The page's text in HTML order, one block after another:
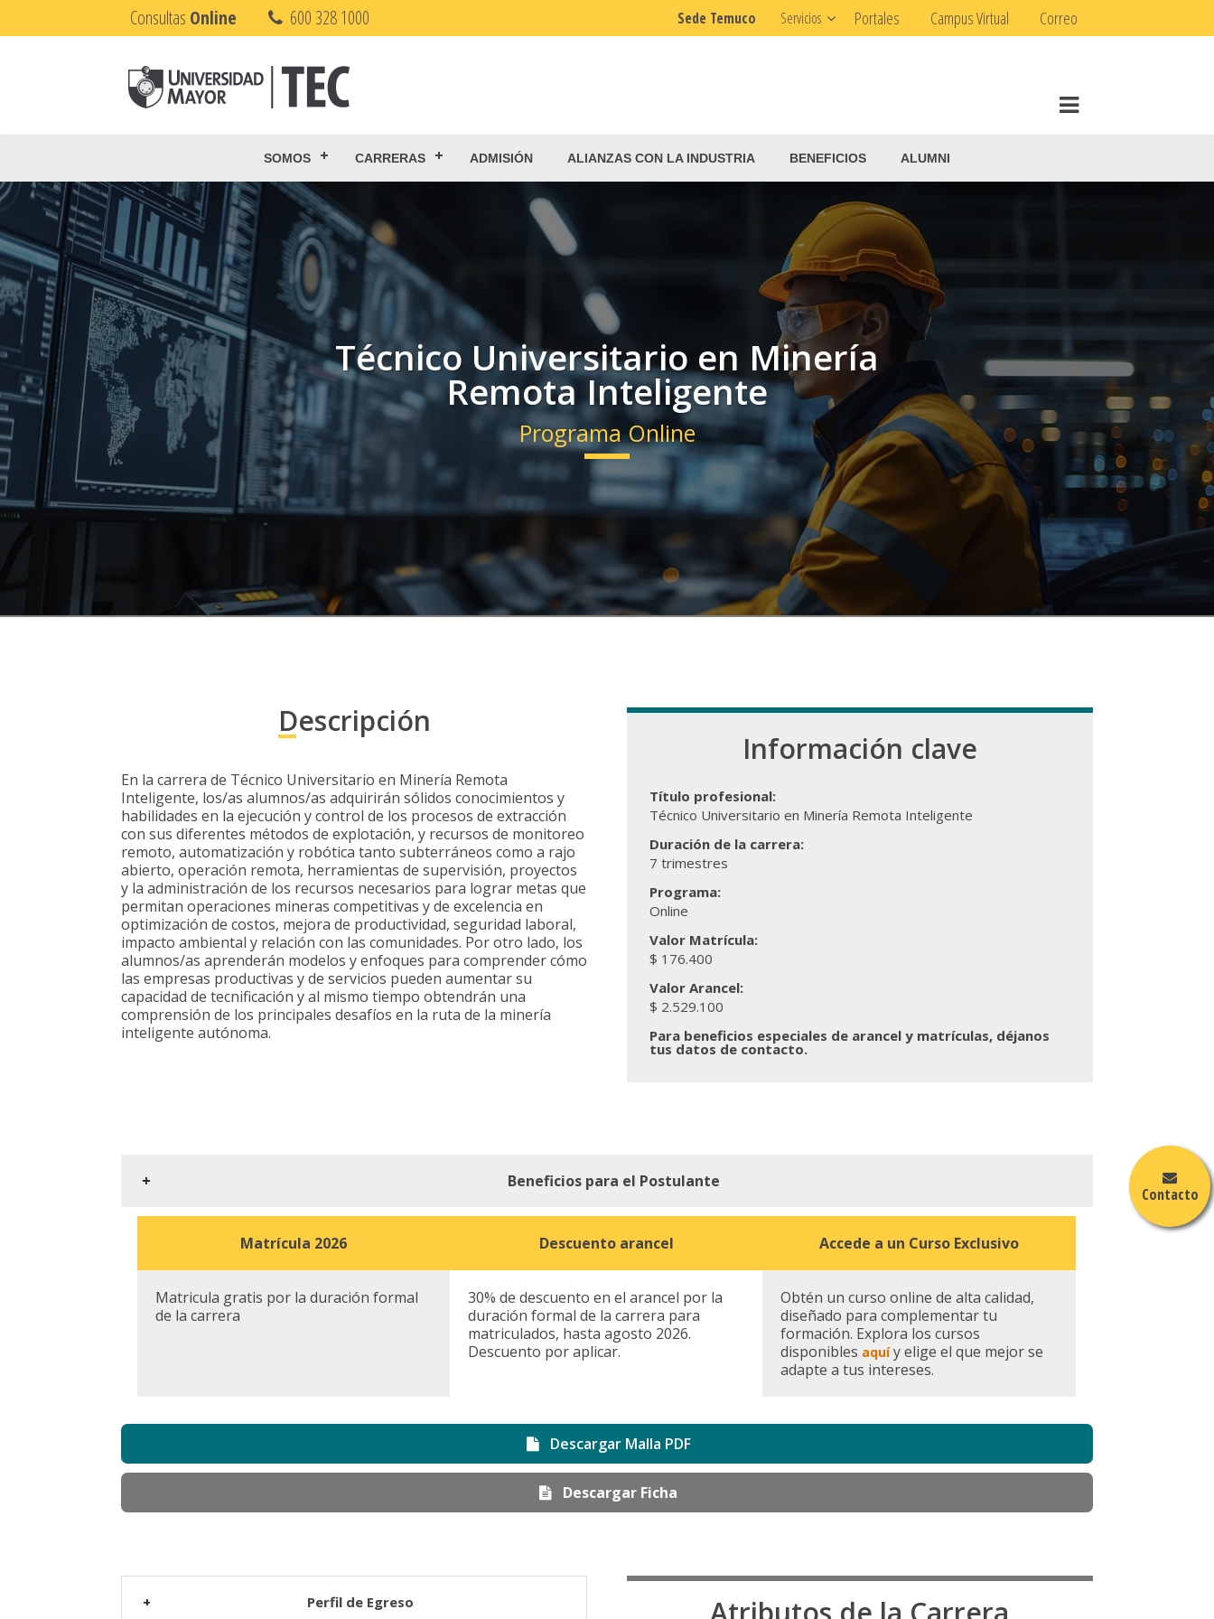
Consultas Online 600 328 1000 Sede Temuco Servicios Portales Campus Virtual Correo
SOMOS CARRERAS ADMISIÓN ALIANZAS CON LA INDUSTRIA BENEFICIOS ALUMNI
Contacto
Técnico Universitario en Minería
Remota Inteligente
Programa Online
Descripción
En la carrera de Técnico Universitario en Minería Remota
Inteligente, los/as alumnos/as adquirirán sólidos conocimientos y
habilidades en la ejecución y control de los procesos de extracción
con sus diferentes métodos de explotación, y recursos de monitoreo
remoto, automatización y robótica tanto subterráneos como a rajo
abierto, operación remota, herramientas de supervisión, proyectos
y la administración de los recursos necesarios para lograr metas que
permitan operaciones mineras competitivas y de excelencia en
optimización de costos, mejora de productividad, seguridad laboral,
impacto ambiental y relación con las comunidades. Por otro lado, los
alumnos/as aprenderán modelos y enfoques para comprender cómo
las empresas productivas y de servicios pueden aumentar su
capacidad de tecnificación y al mismo tiempo obtendrán una
comprensión de los principales desafíos en la ruta de la minería
inteligente autónoma.
Información clave
Título profesional:
Técnico Universitario en Minería Remota Inteligente
Duración de la carrera:
7 trimestres
Programa:
Online
Valor Matrícula:
$ 176.400
Valor Arancel:
$ 2.529.100
Para beneficios especiales de arancel y matrículas, déjanos
tus datos de contacto.
Beneficios para el Postulante
Matrícula 2026 Descuento arancel Accede a un Curso Exclusivo
Matricula gratis por la duración formal
de la carrera
30% de descuento en el arancel por la
duración formal de la carrera para
matriculados, hasta agosto 2026.
Descuento por aplicar.
Obtén un curso online de alta calidad,
diseñado para complementar tu
formación. Explora los cursos
disponibles aquíy elige el que mejor se
adapte a tus intereses.
Descargar Malla PDF
Descargar Ficha
Perfil de Egreso